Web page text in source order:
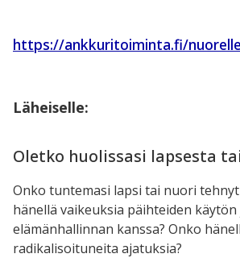
https://ankkuritoiminta.fi/nuorelle
Läheiselle:
Oletko huolissasi lapsesta
Onko tuntemasi lapsi tai nuori
hänellä vaikeuksia päihteiden käytön
elämänhallinnan kanssa? Onko
radikalisoituneita ajatuksia?